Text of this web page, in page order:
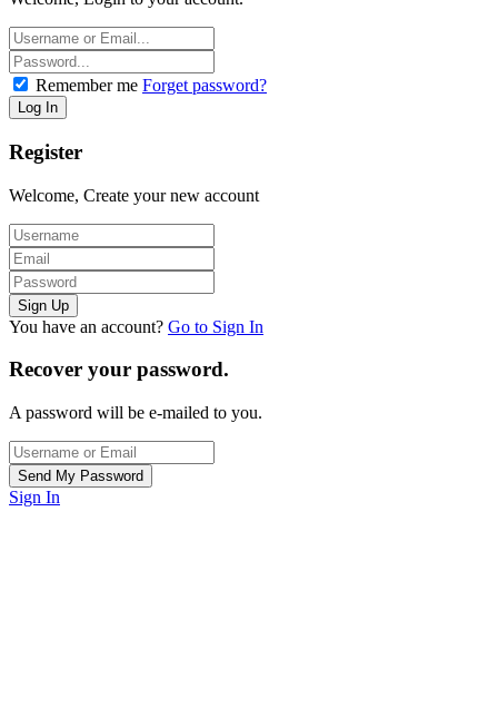
Remember me Forget password?
Register
Welcome, Create your new account
You have an account? Go to Sign In
Recover your password.
A password will be e-mailed to you.
Sign In